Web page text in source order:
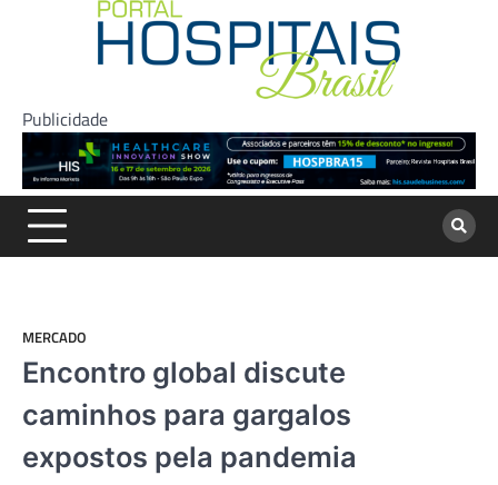
Publicidade
MERCADO
Encontro global discute
caminhos para gargalos
expostos pela pandemia